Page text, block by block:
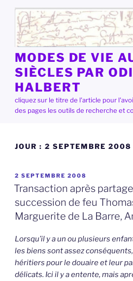
contenu
principal
MODES DE VIE
SIÈCLES PAR
HALBERT
cliquez sur le titre de l'article pour
des pages les outils de recherche et
JOUR : 2 SEPTEMBRE 2008
PUBLIÉ
LE
2 SEPTEMBRE 2008
Transaction après
succession de feu
Marguerite de La Barre,
Lorsqu’il y a un ou plusieurs
les biens sont assez
héritiers pour le douaire et leur
délicats. Ici il y a entente, mais